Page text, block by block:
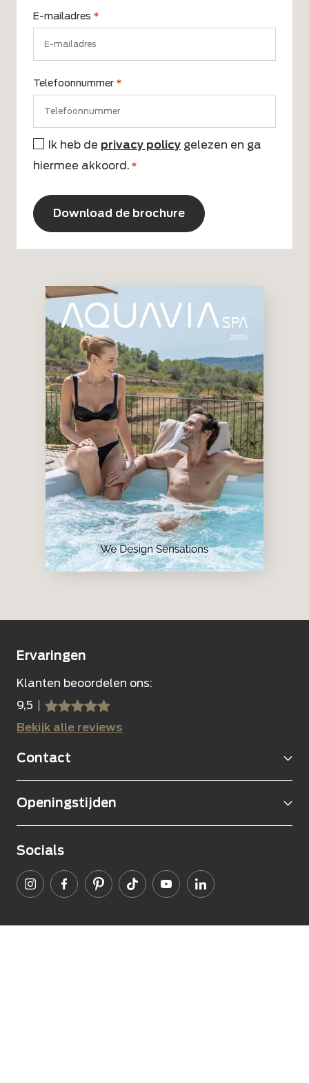
E-mailadres *
Telefoonnummer *
Instemming
*
Ik heb de privacy policy gelezen en ga
hiermee akkoord. *
Ervaringen
Klanten beoordelen ons:
9,5
sssss
SSSSS
Bekijk alle reviews
Contact
Openingstijden
Socials